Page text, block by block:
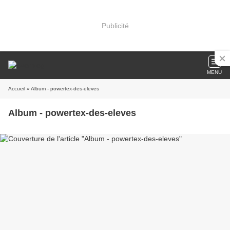
Publicité
MENU
Accueil » Album - powertex-des-eleves
Album - powertex-des-eleves